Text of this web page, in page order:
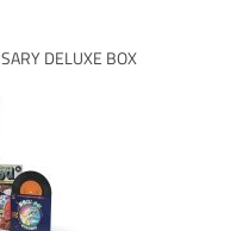
DELUXE BOX